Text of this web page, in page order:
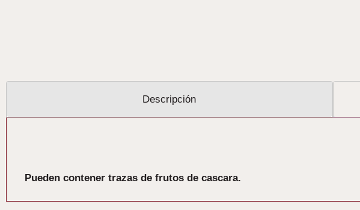
Descripción
Pueden contener trazas de frutos de cascara.